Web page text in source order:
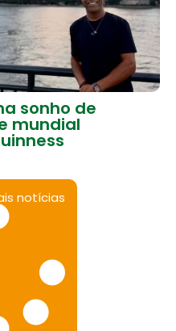
sonho de
mundial
notícias